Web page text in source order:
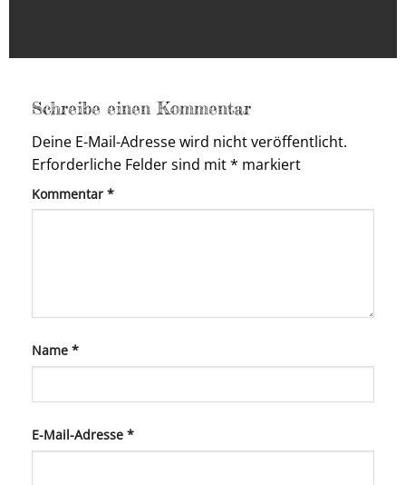
Schreibe einen Kommentar
Deine E-Mail-Adresse wird nicht veröffentlicht.
Erforderliche Felder sind mit* markiert
Kommentar *
Name *
E-Mail-Adresse *